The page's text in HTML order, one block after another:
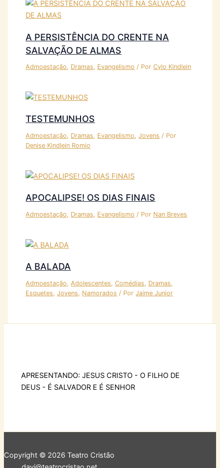
A PERSISTÊNCIA DO CRENTE NA
SALVAÇÃO DE ALMAS
Admoestação, Dramas, Evangelismo / PorCylo Kindlein
TESTEMUNHOS
Admoestação, Dramas, Evangelismo,Jovens / Por
Denise Kindlein Romio
APOCALIPSE! OS DIAS FINAIS
Admoestação, Dramas, Evangelismo / Por Nan Breves
A BALADA
Admoestação,Adolescentes,Comédias, Dramas,
Esquetes,Jovens, Namorados / PorJaime Junior
APRESENTANDO: JESUS CRISTO - O FILHO DE
DEUS - É SALVADOR E É SENHOR
Copyright © 2026 Teatro Cristão